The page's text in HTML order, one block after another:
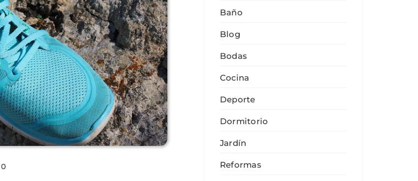
0
Baño
Blog
Bodas
Cocina
Deporte
Dormitorio
Jardín
Reformas